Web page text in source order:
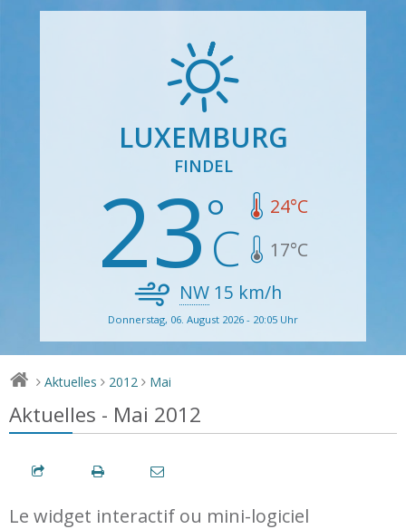
LUXEMBURG
FINDEL
23 24°C
17°C
NW15 km/h
Donnerstag, 06. August 2026 - 20:05 Uhr
> Aktuelles > 2012 > Mai
Aktuelles - Mai 2012
Le widget interactif ou mini-logiciel